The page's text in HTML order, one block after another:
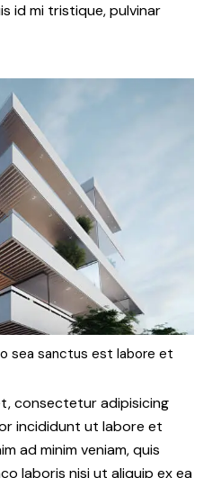
id mi tristique, pulvinar
sea sanctus est labore et
consectetur adipisicing
incididunt ut labore et
ad minim veniam, quis
laboris nisi ut aliquip ex ea